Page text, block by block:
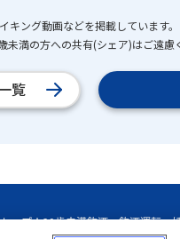
キング動画などを掲載しています。
満の方への共有(シェア)はご遠慮
覧